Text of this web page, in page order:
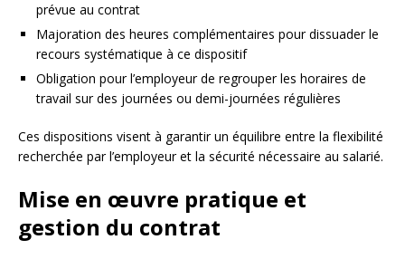
prévue au contrat
Majoration des heures complémentaires pour dissuader le
recours systématique à ce dispositif
Obligation pour l’employeur de regrouper les horaires de
travail sur des journées ou demi-journées régulières
Ces dispositions visent à garantir un équilibre entre la flexibilité
recherchée par l’employeur et la sécurité nécessaire au salarié.
Mise en œuvre pratique et
gestion du contrat